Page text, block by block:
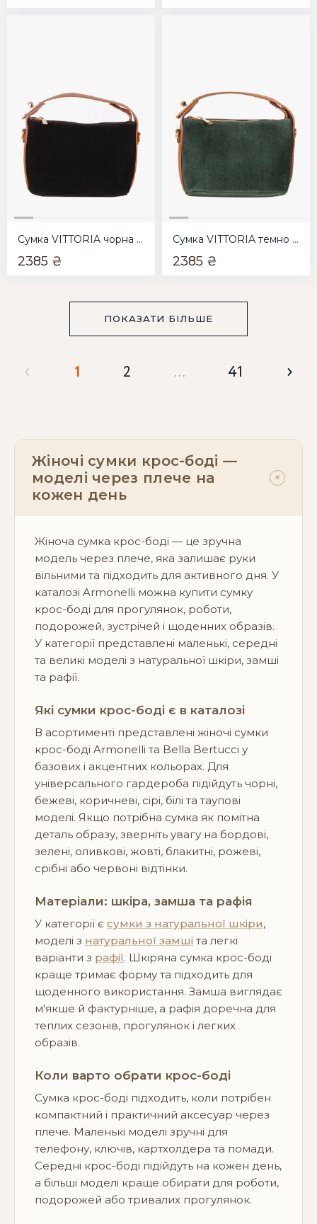
Сумка VITTORIA чорна з рудим
2385 ₴
Сумка VITTORIA темно зелена з рудим
2385 ₴
ПОКАЗАТИ БІЛЬШЕ
‹ 1 2 … 41 ›
Жіночі сумки крос-боді —
моделі через плече на
кожен день
+
Жіноча сумка крос-боді — це зручна
модель через плече, яка залишає руки
вільними та підходить для активного дня. У
каталозі Armonelli можна купити сумку
крос-боді для прогулянок, роботи,
подорожей, зустрічей і щоденних образів.
У категорії представлені маленькі, середні
та великі моделі з натуральної шкіри, замші
та рафії.
Які сумки крос-боді є в каталозі
В асортименті представлені жіночі сумки
крос-боді Armonelli та Bella Bertucci у
базових і акцентних кольорах. Для
універсального гардероба підійдуть чорні,
бежеві, коричневі, сірі, білі та таупові
моделі. Якщо потрібна сумка як помітна
деталь образу, зверніть увагу на бордові,
зелені, оливкові, жовті, блакитні, рожеві,
срібні або червоні відтінки.
Матеріали: шкіра, замша та рафія
У категорії є сумки з натуральної шкіри,
моделі з натуральної замші та легкі
варіанти з рафії. Шкіряна сумка крос-боді
краще тримає форму та підходить для
щоденного використання. Замша виглядає
м'якше й фактурніше, а рафія доречна для
теплих сезонів, прогулянок і легких
образів.
Коли варто обрати крос-боді
Сумка крос-боді підходить, коли потрібен
компактний і практичний аксесуар через
плече. Маленькі моделі зручні для
телефону, ключів, картхолдера та помади.
Середні крос-боді підійдуть на кожен день,
а більші моделі краще обирати для роботи,
подорожей або тривалих прогулянок.